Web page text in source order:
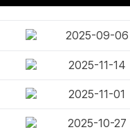
2025-09-06
2025-11-14
2025-11-01
2025-10-27